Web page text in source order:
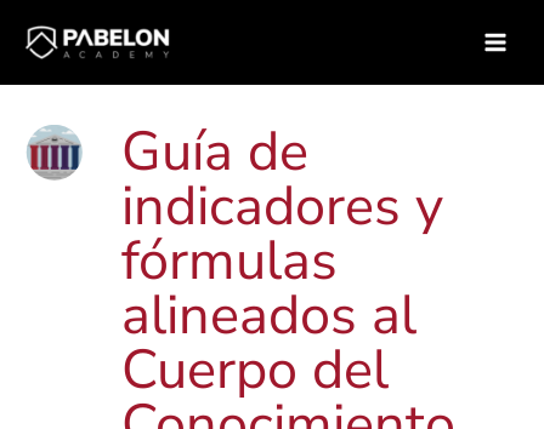
contenido
Inicio Biblioteca de contenidos
Guía indicadores book SMRP
Guía de
indicadores y
fórmulas
alineados al
Cuerpo del